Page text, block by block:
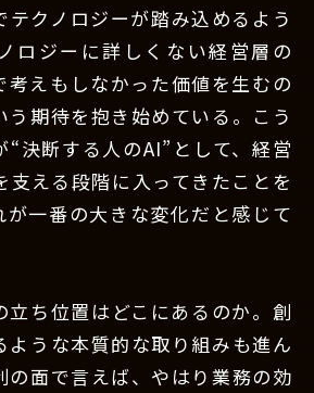
テクノロジーが踏み込めるよう
ロジーに詳しくない経営層の
考えもしなかった価値を生むの
う期待を抱き始めている。こう
“決断する人のAI”として、経営
支える段階に入ってきたことを
が一番の大きな変化だと感じて
立ち位置はどこにあるのか。創
ような本質的な取り組みも進ん
の面で言えば、やはり業務の効